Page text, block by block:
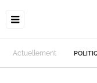
Actuellement